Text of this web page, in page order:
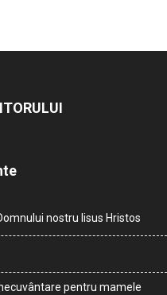
nostru Iisus Hristos
pentru mamele